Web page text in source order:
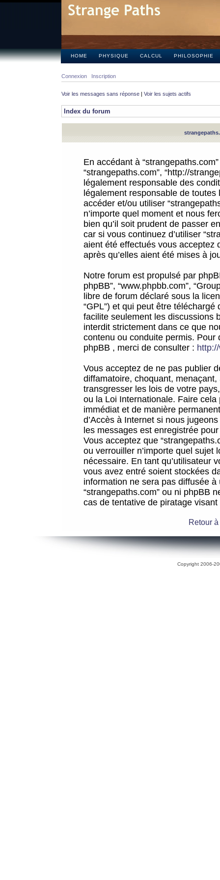
HOME PHYSIQUE CALCUL PHILOSOPHIE
Connexion Inscription
Voir les messages sans réponse | Voir les sujets actifs
Index du forum
En accédant à
“strangepaths.com”, “http://
légalement responsable des
légalement responsable de
accéder et/ou utiliser
n’importe quel moment et nous
bien qu’il soit prudent de passer
car si vous continuez d’utiliser
aient été effectués vous acceptez
après qu’elles aient été mises à
Notre forum est propulsé par
phpBB”, “www.phpbb.com”,
libre de forum déclaré sous la
“GPL”) et qui peut être téléchargé
facilite seulement les discussions
interdit strictement dans ce que
contenu ou conduite permis.
phpBB , merci de consulter :
Vous acceptez de ne pas publier
diffamatoire, choquant,
transgresser les lois de votre
ou la Loi Internationale. Faire
immédiat et de manière
d’Accès à Internet si nous
les messages est enregistrée
Vous acceptez que
ou verrouiller n’importe quel sujet
nécessaire. En tant qu’utilisateur
vous avez entré soient stockées
information ne sera pas diffusée
“strangepaths.com” ou ni phpBB
cas de tentative de piratage
Retour
Copyright 2006-